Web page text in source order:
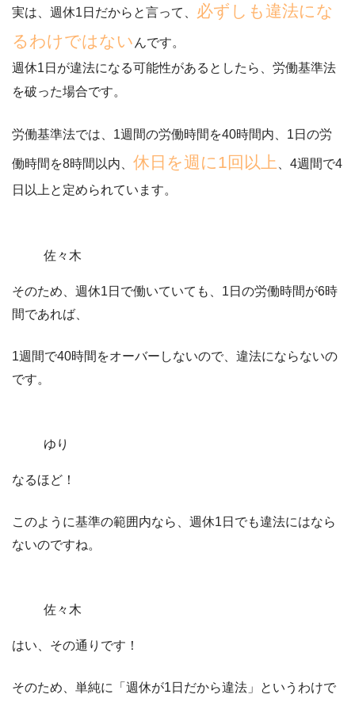
実は、週休1日だからと言って、 必ずしも違法にな
るわけではない んです。
週休1日が違法になる可能性があるとしたら、労働基準法
を破った場合です。
労働基準法では、1週間の労働時間を40時間内、1日の労
働時間を8時間以内、 休日を週に1回以上
、4週間で4
日以上と定められています。
佐々木
そのため、週休1日で働いていても、1日の労働時間が6時
間であれば、
1週間で40時間をオーバーしないので、違法にならないの
です。
ゆり
なるほど！
このように基準の範囲内なら、週休1日でも違法にはなら
ないのですね。
佐々木
はい、その通りです！
そのため、 単純に「週休が1日だから違法」というわけで